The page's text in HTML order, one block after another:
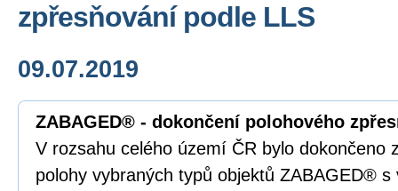
zpřesňování podle LLS
09.07.2019
ZABAGED® - dokončení polohového
V rozsahu celého území ČR bylo dokončeno
polohy vybraných typů objektů ZABAGED®